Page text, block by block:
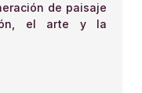
de paisaje
el arte y la